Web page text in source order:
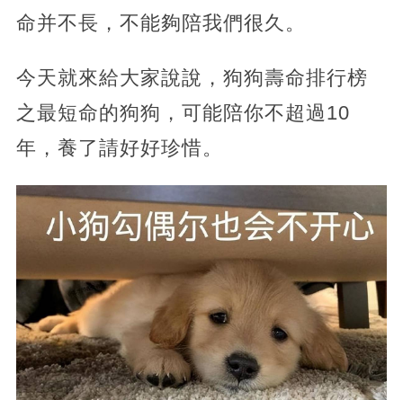
命并不長，不能夠陪我們很久。
今天就來給大家說說，狗狗壽命排行榜
之最短命的狗狗，可能陪你不超過10
年，養了請好好珍惜。